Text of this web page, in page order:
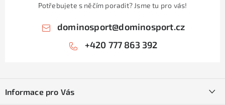
Potřebujete s něčím poradit? Jsme tu pro vás!
dominosport@dominosport.cz
+420 777 863 392
pInformace pro Vás